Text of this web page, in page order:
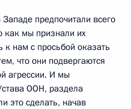
предпочитали всего
как мы признали их
к нам с просьбой оказать
что они подвергаются
агрессии. И мы
ООН, раздела
это сделать, начав